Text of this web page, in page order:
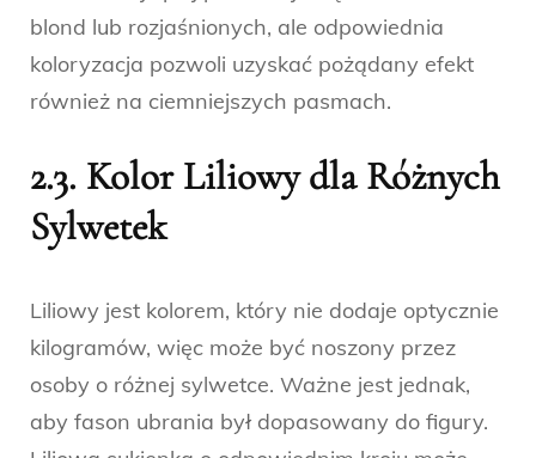
blond lub rozjaśnionych, ale odpowiednia
koloryzacja pozwoli uzyskać pożądany efekt
również na ciemniejszych pasmach.
2.3. Kolor Liliowy dla Różnych
Sylwetek
Liliowy jest kolorem, który nie dodaje optycznie
kilogramów, więc może być noszony przez
osoby o różnej sylwetce. Ważne jest jednak,
aby fason ubrania był dopasowany do figury.